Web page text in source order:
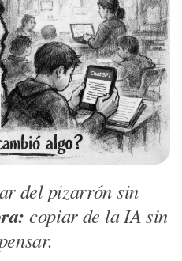
del pizarrón sin
copiar de la IA sin